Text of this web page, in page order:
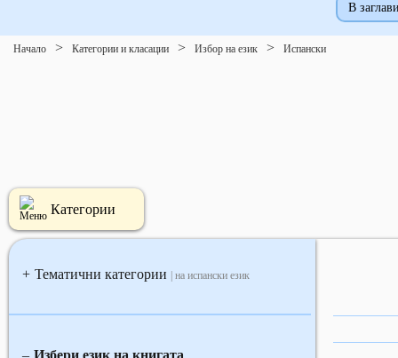
В
Начало Категории и класации Избор на език Испански
Категории
+ Тематични категории | на испански език
‒ Избери език на книгата